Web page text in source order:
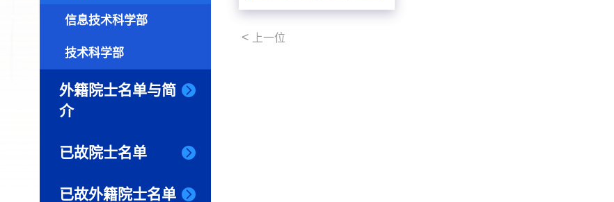
信息技术科学部
技术科学部
外籍院士名单与简
介
已故院士名单
已故外籍院士名单
< 上一位